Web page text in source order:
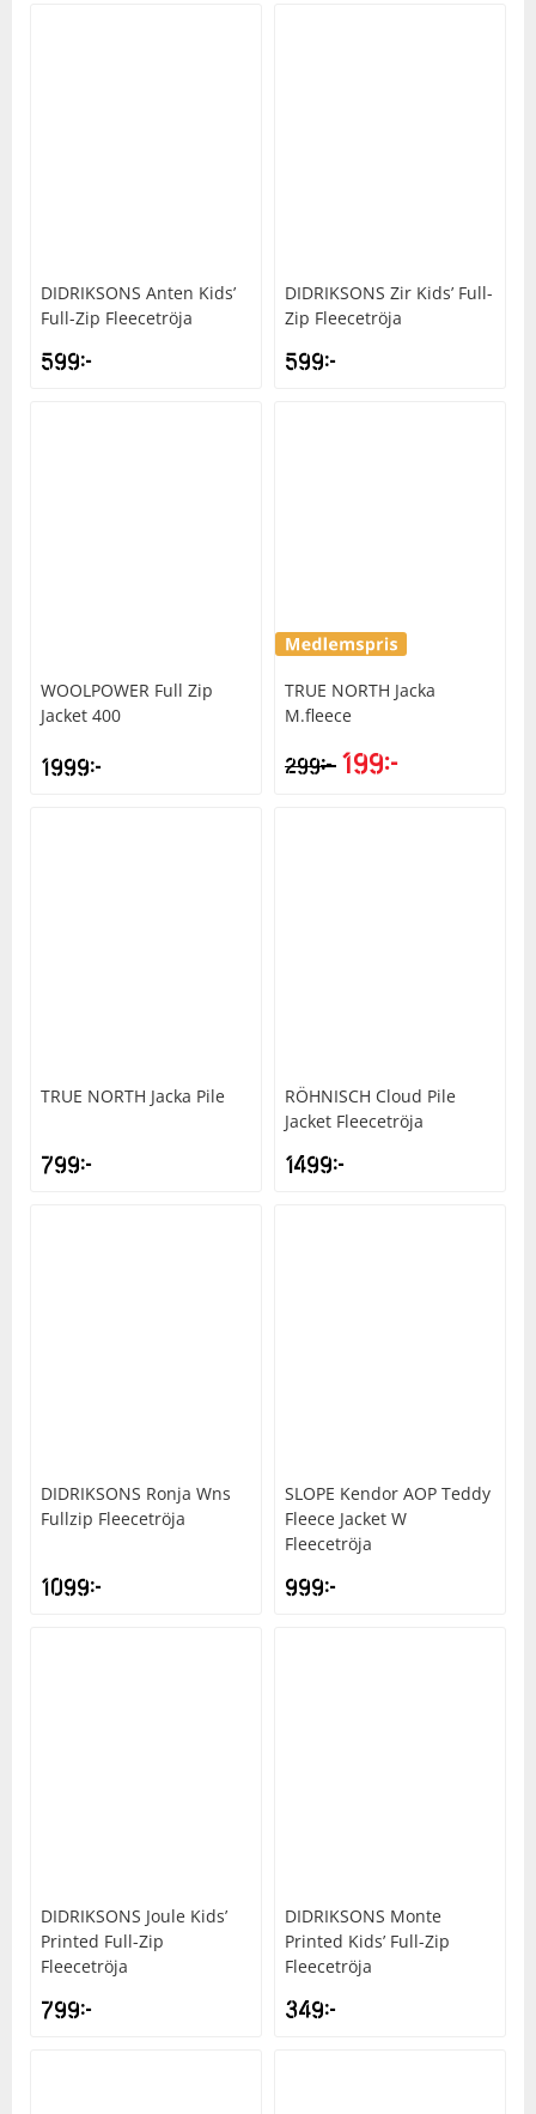
DIDRIKSONS Anten Kids’
Full-Zip Fleecetröja
599kr
DIDRIKSONS Zir Kids’ Full-
Zip Fleecetröja
599kr
WOOLPOWER Full Zip
Jacket 400
1999kr
TRUE NORTH Jacka
M.fleece
299kr 199kr
TRUE NORTH Jacka Pile
799kr
RÖHNISCH Cloud Pile
Jacket Fleecetröja
1499kr
DIDRIKSONS Ronja Wns
Fullzip Fleecetröja
1099kr
SLOPE Kendor AOP Teddy
Fleece Jacket W
Fleecetröja
999kr
DIDRIKSONS Joule Kids’
Printed Full-Zip
Fleecetröja
799kr
DIDRIKSONS Monte
Printed Kids’ Full-Zip
Fleecetröja
349kr